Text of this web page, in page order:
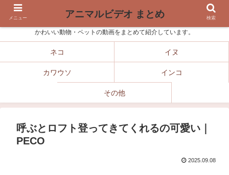
かわいい動物・ペットの動画をまとめて紹介しています。
ネコ イヌ
カワウソ インコ
その他
呼ぶとロフト登ってきてくれるの可愛い｜
PECO
2025.09.08
メニュー アニマルビデオ まとめ 検索